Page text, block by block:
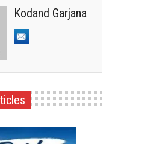
Kodand Garjana